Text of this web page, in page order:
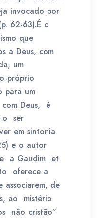
invocado por
62-63).É o
que
a Deus, com
um
próprio
para um
Deus, é
o ser
em sintonia
e o autor
a Gaudim et
oferece a
associarem, de
ao mistério
não cristão”